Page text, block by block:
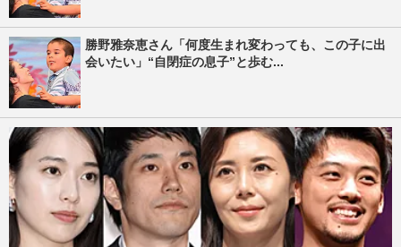
勝野雅奈恵さん「何度生まれ変わっても、この子に出
会いたい」“自閉症の息子”と歩む...